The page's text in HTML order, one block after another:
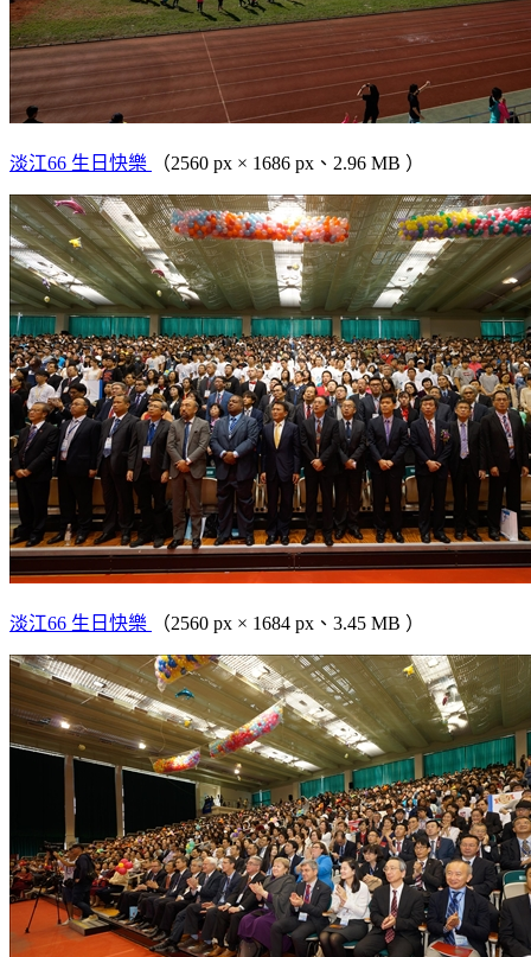
淡江66 生日快樂 （2560 px × 1686 px、2.96 MB ）
淡江66 生日快樂 （2560 px × 1684 px、3.45 MB ）